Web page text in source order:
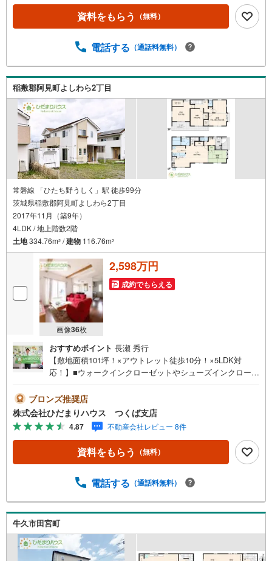
し件数3.800件以上 信頼される理由◆宅地建物取引士 ◆
ファイナンシャルプランナー◆20年以上のキャリア 大
スタッフ『お客様に寄り添った、心の行き届いた、安心の
お話し頂き、頼りにして下さい。ひだまりのような温かい
お家を、一緒にお探ししませんか？結城市大字山川新宿
中古戸建 結城駅（約8.1km） 山川小学校（徒歩17分）
結城南中学校（徒歩25分）
資料をもらう （無料）
電話する （通話料無料）
稲敷郡阿見町よしわら2丁目
常磐線 「ひたち野うしく」駅 徒歩99分
茨城県稲敷郡阿見町よしわら2丁目
2017年11月（築9年）
4LDK / 地上階数2階
土地334.76m2 /建物 116.76m2
画像36枚
2,598万円
成約でもらえる
おすすめポイント 長瀬 秀行
【敷地面積101坪！×アウトレット徒歩10分！×5LDK対
応！】■ウォークインクローゼットやシューズインクローク
あり子育てもしやすい環境です！未公開写真はひだまりハ
ウスHPにて公開中♪■あみプレミアムアウトレットまで徒
歩10分！■病院やコンビニも徒歩圏内！■広いお庭で家庭菜
園も！ひだまりハウスについて・・。引渡し件数3.800件以
上 信頼される理由◆宅地建物取引士 ◆ファイナンシャ
ルプランナー◆20年以上のキャリア 大手ハウスメーカ
様に寄り添った、心の行き届いた、安心のアドバイス』お
りにして下さい。ひだまりのような温かいお家を、一緒に
お探ししませんか？稲敷郡阿見町よしわら2丁目 中古戸
建 ひたち野うしく駅（徒歩117分） 阿見小学校（徒歩7
3分） 阿見中学校（徒歩73分）
ブロンズ推奨店
株式会社ひだまりハウス つくば支店
4.87 不動産会社レビュー 8件
資料をもらう （無料）
電話する （通話料無料）
牛久市田宮町